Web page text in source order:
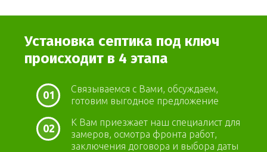
Установка септика под ключ
происходит в 4 этапа
01
Связываемся с Вами, обсуждаем,
готовим выгодное предложение
02
К Вам приезжает наш специалист для
замеров, осмотра фронта работ,
заключения договора и выбора даты